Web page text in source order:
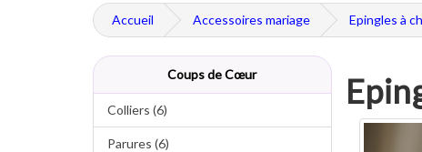
Accueil Accessoires mariage Epingles à
Coups de Cœur
Colliers (6)
Parures (6)